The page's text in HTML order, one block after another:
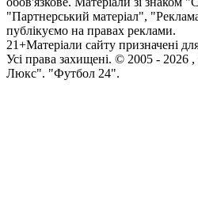
"Партнерський матеріал",
публікуємо на правах реклами.
21+Матеріали сайту призначені
Усi права захищенi. © 2005 - 2026 ,
Люкс". "Футбол 24".